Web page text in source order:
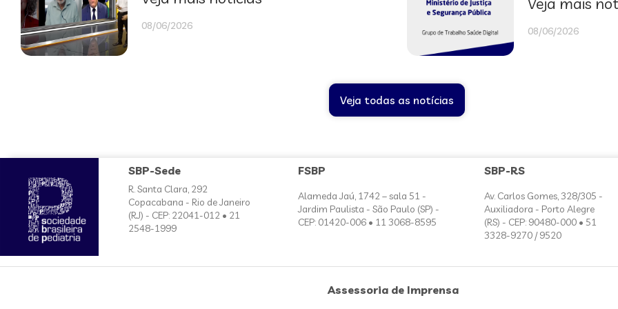
08/06/2026 08/06/2026
Veja todas as notícias
SBP-Sede
R. Santa Clara, 292
Copacabana - Rio de Janeiro
(RJ) - CEP: 22041-012 • 21
2548-1999
FSBP
Alameda Jaú, 1742 – sala 51 -
Jardim Paulista - São Paulo (SP) -
CEP: 01420-006 • 11 3068-8595
SBP-RS
Av. Carlos Gomes, 328/305 -
Auxiliadora - Porto Alegre
(RS) - CEP: 90480-000 • 51
3328-9270 / 9520
Assessoria de Imprensa